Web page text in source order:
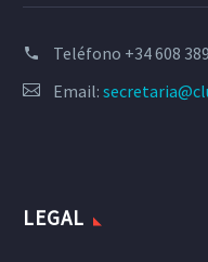
Teléfono +34 608
Email:
LEGAL